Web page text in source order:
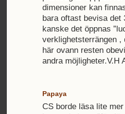
dimensioner kan
bara oftast bevisa
kanske det öppnas
verklighetsterrängen ,
här ovann resten
andra möjligheter.V.H
Papaya
CS borde läsa lite